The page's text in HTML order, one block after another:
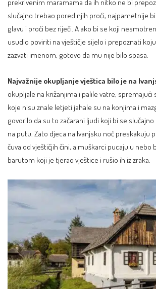
slučajno trebao pored njih proći, najpametnije
glavu i proći bez riječi. A ako bi se koji
usudio poviriti na vještičje sijelo i prepoznati
zazvati imenom, gotovo da mu nije bilo spasa.
Najvažnije okupljanje vještica bilo je na
okupljale na križanjima i palile vatre, spremajući
koje nisu znale letjeti jahale su na konjima i
govorilo da su to začarani ljudi koji bi se
na putu. Zato djeca na Ivanjsku noć preskakuju
čuva od vještičjih čini, a muškarci pucaju u nebo
barutom koji je tjerao vještice i rušio ih iz zraka.